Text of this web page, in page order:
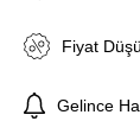
Fiyat
Gelince